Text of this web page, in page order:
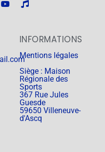
INFORMATIONS
Mentions légales
Siège : Maison
Régionale des
Sports
367 Rue Jules
Guesde
59650 Villeneuve-
d'Ascq